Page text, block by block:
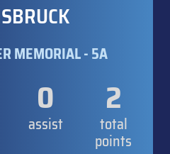
MEMORIAL - 5A
0
assist
2
total
points